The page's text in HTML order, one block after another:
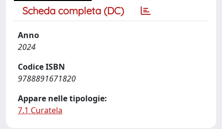
Scheda completa (DC)
Anno
2024
Codice ISBN
9788891671820
Appare nelle tipologie:
7.1 Curatela